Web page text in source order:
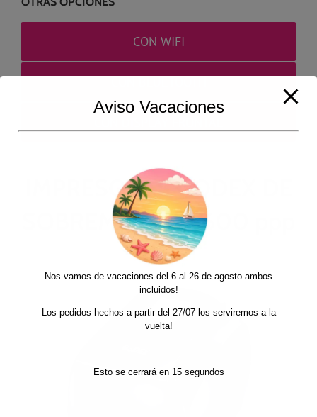
CON WIFI
CON BLUETOOTH
IMPRESORAS GODEX DE
SOBREMESA DE 600 ppp
Aviso Vacaciones
Nos vamos de vacaciones del 6 al 26 de agosto ambos
incluidos!
Los pedidos hechos a partir del 27/07 los serviremos a la
vuelta!
Esto se cerrará en 15segundos